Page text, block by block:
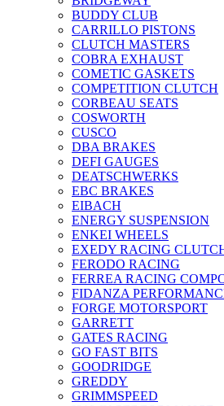
BUDDY CLUB
CARRILLO PISTONS
CLUTCH MASTERS
COBRA EXHAUST
COMETIC GASKETS
COMPETITION CLUTCH
CORBEAU SEATS
COSWORTH
CUSCO
DBA BRAKES
DEFI GAUGES
DEATSCHWERKS
EBC BRAKES
EIBACH
ENERGY SUSPENSION
ENKEI WHEELS
EXEDY RACING
FERODO RACING
FERREA RACING
FIDANZA
FORGE MOTORSPORT
GARRETT
GATES RACING
GO FAST BITS
GOODRIDGE
GREDDY
GRIMMSPEED